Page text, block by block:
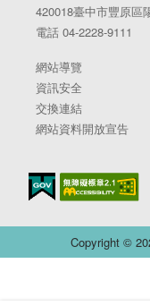
420018臺中市豐原區
電話 04-2228-9111
網站導覽
資訊安全
交換連結
網站資料開放宣告
Copyright ©